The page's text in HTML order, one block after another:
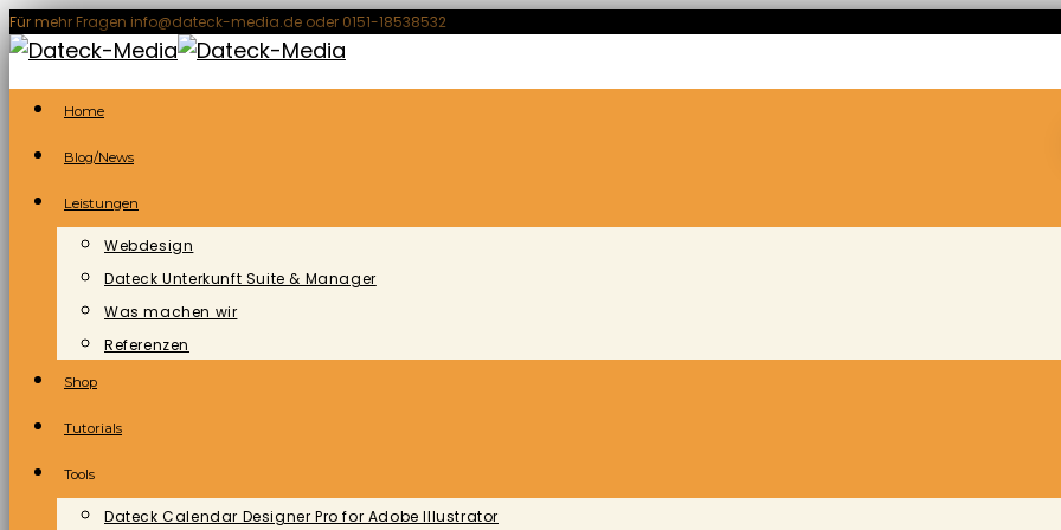
Zum
Inhalt
springen
Für mehr Fragen info@dateck-media.de oder 0151-18538532
Home
Blog/News
Leistungen
Webdesign
Dateck Unterkunft Suite & Manager
Was machen wir
Referenzen
Shop
Tutorials
Tools
Dateck Calendar Designer Pro for Adobe Illustrator